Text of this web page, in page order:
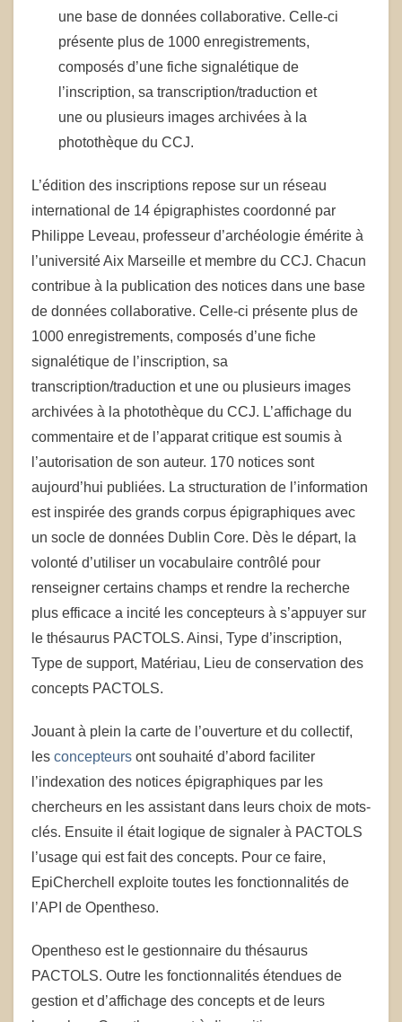
une base de données collaborative. Celle-ci
présente plus de 1000 enregistrements,
composés d’une fiche signalétique de
l’inscription, sa transcription/traduction et
une ou plusieurs images archivées à la
photothèque du CCJ.
L’édition des inscriptions repose sur un réseau
international de 14 épigraphistes coordonné par
Philippe Leveau, professeur d’archéologie émérite à
l’université Aix Marseille et membre du CCJ. Chacun
contribue à la publication des notices dans une base
de données collaborative. Celle-ci présente plus de
1000 enregistrements, composés d’une fiche
signalétique de l’inscription, sa
transcription/traduction et une ou plusieurs images
archivées à la photothèque du CCJ. L’affichage du
commentaire et de l’apparat critique est soumis à
l’autorisation de son auteur. 170 notices sont
aujourd’hui publiées. La structuration de l’information
est inspirée des grands corpus épigraphiques avec
un socle de données Dublin Core. Dès le départ, la
volonté d’utiliser un vocabulaire contrôlé pour
renseigner certains champs et rendre la recherche
plus efficace a incité les concepteurs à s’appuyer sur
le thésaurus PACTOLS. Ainsi, Type d’inscription,
Type de support, Matériau, Lieu de conservation des
concepts PACTOLS.
Jouant à plein la carte de l’ouverture et du collectif,
les concepteurs ont souhaité d’abord faciliter
l’indexation des notices épigraphiques par les
chercheurs en les assistant dans leurs choix de mots-
clés. Ensuite il était logique de signaler à PACTOLS
l’usage qui est fait des concepts. Pour ce faire,
EpiCherchell exploite toutes les fonctionnalités de
l’API de Opentheso.
Opentheso est le gestionnaire du thésaurus
PACTOLS. Outre les fonctionnalités étendues de
gestion et d’affichage des concepts et de leurs